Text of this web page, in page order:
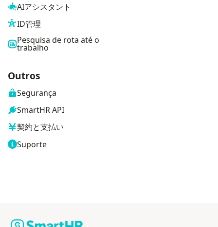
AIアシスタント
ID管理
Pesquisa de rota até o
trabalho
Outros
Segurança
SmartHR API
契約と支払い
Suporte